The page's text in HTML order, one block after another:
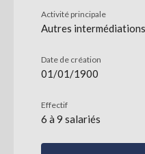
Activité principale
Autres
Date de création
01/01/1900
Effectif
6 à 9 salariés